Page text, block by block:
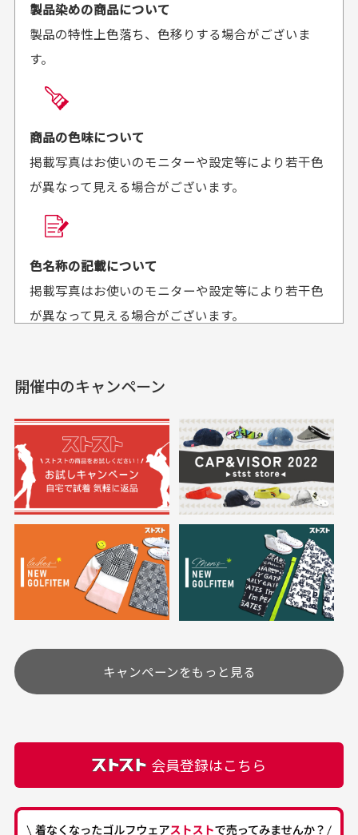
がとうございます。丁寧
に梱包されていて、商品
の状態も良好でした。気
があればよろしくお願い
来ました。またお願いし
セールかつポイント
も使えて、お得に購
入出来ました
セールかつポイントも使
満足です。
おります
欲しかったスカートが購
30代女性
高価なブルゾンがお
購入できました。状態も
最高でした。
30代女性
いつも素敵な商品を
す
商品をありがとうござい
ます。
商品の受け渡しは、ゆうパックでの配送のみとさせて
頂いております。
商品購入からどれくらいで発送してもらえます
か？
平日午前9時までのご注文で最短当日発送させて頂いて
せて頂いております。
送料はいくらかかりますか？
何点ご購入頂いた場合も全国一律で800円とさせて頂
いております。(1配送先につき)
また5,000円(税込)以上お買い物をして頂けた場合は送
※必ず１つのショッピングカートに複数商品を入れて
ご注文下さいませ。
定休日はありますか？
土.日.祝日は定休日となっております。
その他の休日につきましてはサイト上にて告知させて
頂きます。
カートの有効時間はありますか？
は自動的にカート内の商品が削除されますのでご注意
製品染めの商品について
製品の特性上色落ち、色移りする場合がございま
す。
商品の色味について
掲載写真はお使いのモニターや設定等により若干色
が異なって見える場合がございます。
色名称の記載について
掲載写真はお使いのモニターや設定等により若干色
が異なって見える場合がございます。
実寸サイズについて
一点一点手作業で計測しておりますので、若干の誤
差が生じる場合がございます。
においについて
ユーズド商品の特性故、メンテンスを行っておりま
すが、におい（煙草、香水、お香、古着特有の香
り、柔軟剤等)が付着している場合がございます。
付属品について
付属品の記載につきましては、弊社に入荷した時点
ある場合もございます。
開催中のキャンペーン
キャンペーンをもっと見る
会員登録はこちら